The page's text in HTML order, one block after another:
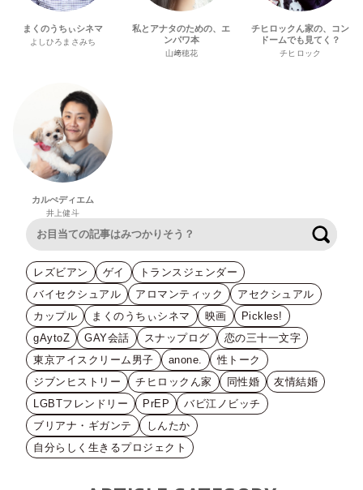
まくのうちぃシネマ
よしひろまさみち
私とアナタのための、エ
ンパワ本
山﨑穂花
チヒロックん家の、コン
ドームでも見てく？
チヒロック
カルぺディエム
井上健斗
レズビアン ゲイ
トランスジェンダー
バイセクシュアル
アロマンティック
アセクシュアル
カップル
まくのうちぃシネマ 映画
Pickles!
gAytoZ
GAY会話 スナップログ
恋の三十一文字
東京アイスクリーム男子
anone.
性トーク
ジブンヒストリー
チヒロックん家 同性婚
友情結婚
LGBTフレンドリー
PrEP
バビ江ノビッチ
ブリアナ・ギガンテ
しんたか
自分らしく生きるプロジェクト